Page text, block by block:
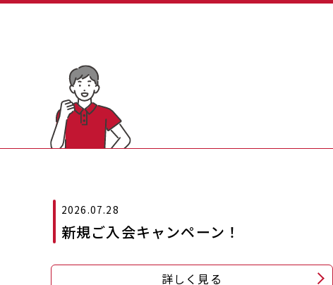
2026.07.28
新規ご入会キャンペーン！
詳しく見る